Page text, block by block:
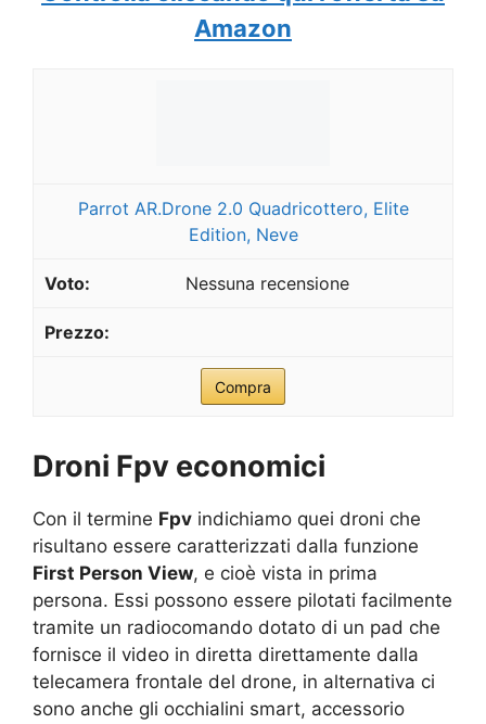
Amazon
Parrot AR.Drone 2.0 Quadricottero, Elite
Edition, Neve
Nessuna recensione
Compra
Droni Fpv economici
Con il termine Fpv indichiamo quei droni che
risultano essere caratterizzati dalla funzione
First Person View, e cioè vista in prima
persona. Essi possono essere pilotati facilmente
tramite un radiocomando dotato di un pad che
fornisce il video in diretta direttamente dalla
telecamera frontale del drone, in alternativa ci
sono anche gli occhialini smart, accessorio